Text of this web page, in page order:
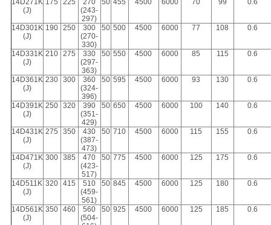
14D271K
(J)
175 225
270
(243-
297)
50 455 4500 6000 70 99 0.6
14D301K
(J)
190 250
300
(270-
330)
50 500 4500 6000 77 108 0.6
14D331K
(J)
210 275
330
(297-
363)
50 550 4500 6000 85 115 0.6
14D361K
(J)
230 300
360
(324-
396)
50 595 4500 6000 93 130 0.6
14D391K
(J)
250 320
390
(351-
429)
50 650 4500 6000 100 140 0.6
14D431K
(J)
275 350
430
(387-
473)
50 710 4500 6000 115 155 0.6
14D471K
(J)
300 385
470
(423-
517)
50 775 4500 6000 125 175 0.6
14D511K
(J)
320 415
510
(459-
561)
50 845 4500 6000 125 180 0.6
14D561K
(J)
350 460
560
(504-
50 925 4500 6000 125 185 0.6